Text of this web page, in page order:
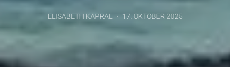
ELISABETH KAPRAL 17. OKTOBER 2025